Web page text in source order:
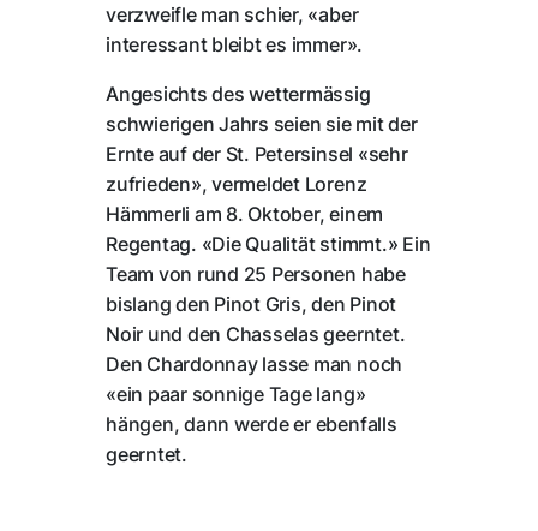
verzweifle man schier, «aber
interessant bleibt es immer».
Angesichts des wettermässig
schwierigen Jahrs seien sie mit der
Ernte auf der St. Petersinsel «sehr
zufrieden», vermeldet Lorenz
Hämmerli am 8. Oktober, einem
Regentag. «Die Qualität stimmt.» Ein
Team von rund 25 Personen habe
bislang den Pinot Gris, den Pinot
Noir und den Chasselas geerntet.
Den Chardonnay lasse man noch
«ein paar sonnige Tage lang»
hängen, dann werde er ebenfalls
geerntet.